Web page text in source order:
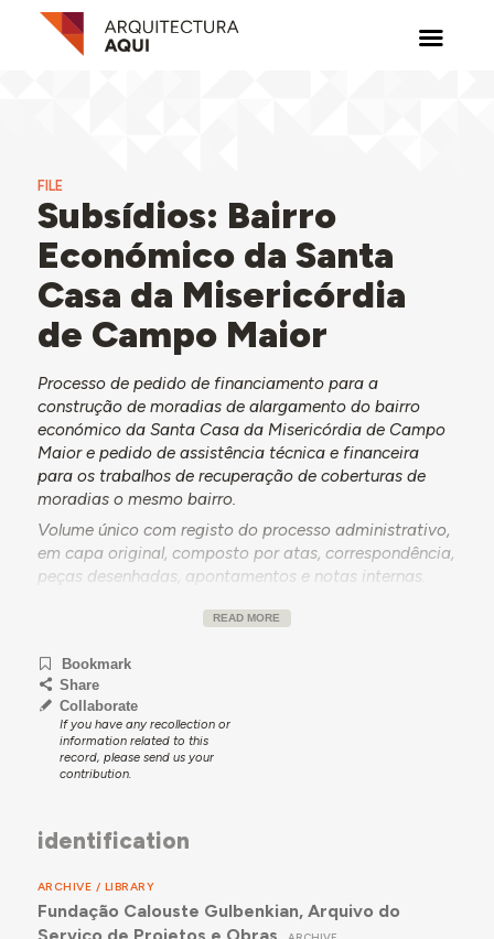
FILE
Subsídios: Bairro
Económico da Santa
Casa da Misericórdia
de Campo Maior
Processo de pedido de financiamento para a
construção de moradias de alargamento do bairro
económico da Santa Casa da Misericórdia de Campo
Maior e pedido de assistência técnica e financeira
para os trabalhos de recuperação de coberturas de
moradias o mesmo bairro.
Volume único com registo do processo administrativo,
em capa original, composto por atas, correspondência,
peças desenhadas, apontamentos e notas internas.
READ MORE
Bookmark
Share
Collaborate
If you have any recollection or
information related to this
record, please send us your
contribution.
identification
ARCHIVE / LIBRARY
Fundação Calouste Gulbenkian, Arquivo do